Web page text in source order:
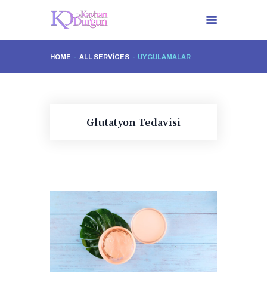
HOME ALL SERVICES UYGULAMALAR
Glutatyon Tedavisi